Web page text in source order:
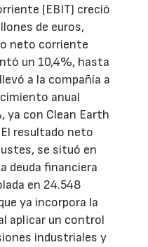
(EBIT) creció
de euros,
neto corriente
un 10,4%, hasta
a la compañía a
anual
ya con Clean Earth
resultado neto
se situó en
deuda financiera
en 24.548
ya incorpora la
aplicar un control
industriales y